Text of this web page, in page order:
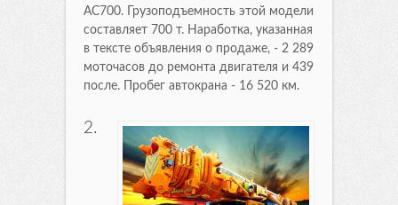
AC700. Грузоподъемность этой модели
составляет 700 т. Наработка, указанная
в тексте объявления о продаже, - 2 289
моточасов до ремонта двигателя и 439
после. Пробег автокрана - 16 520 км.
2.